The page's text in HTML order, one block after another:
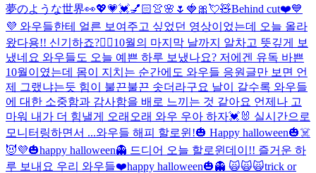
夢のような世界👀💖💗💓💅🏻👚🌸🌷🍓🎀💘🧸Behind cut❤️💙
💜 와우들한테 얼른 보여주고 싶었던 영상이었는데 오늘 올라
왔다용!! 신기하죠?👍🏻10월의 마지막 날까지 알차고 뜻깊게 보
냈네요 와우들도 오늘 예쁜 하루 보냈나요? 저에겐 유독 바쁜
10월이였는데 몸이 지치는 순간에도 와우들 응원글만 보면 언
제 그랬냐는듯 힘이 불끈불끈 솟더라구요 날이 갈수록 와우들
에 대한 소중함과 감사함을 배로 느끼는 것 같아요 언제나 고
마워 내가 더 힘낼게 오래오래 와우 우아 하자💓🐰 실시간으로
모니터링하면서 ...와우들 해피 할로윈!🎃 Happy halloween🎃☠️
😈💜🎃happy halloween👻 드디어 오늘 할로윈데이!! 즐거운 하
루 보내요 우리 와우들❤️happy halloween🎃👻 🙀🙀🙀trick or